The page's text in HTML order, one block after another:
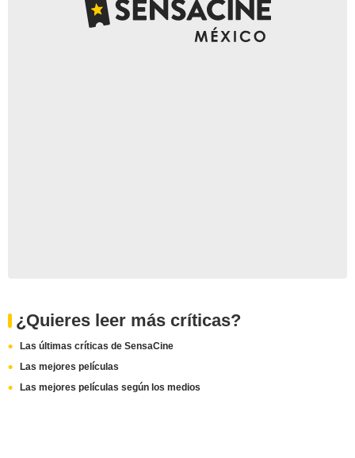
¿Quieres leer más críticas?
Las últimas críticas de SensaCine
Las mejores películas
Las mejores películas según los medios